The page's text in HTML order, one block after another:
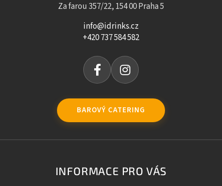
Za farou 357/22, 154 00 Praha 5
info@idrinks.cz
+420 737 584 582
BAROVÝ CATERING
INFORMACE PRO VÁS